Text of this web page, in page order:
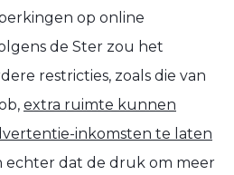
op online
de Ster zou het
restricties, zoals die van
extra ruimte kunnen
inkomsten te laten
echter dat de druk om meer